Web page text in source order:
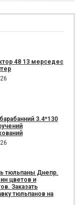
48 13 мерседес
3.4*130
тюльпаны Днепр.
цветов и
Заказать
тюльпанов на